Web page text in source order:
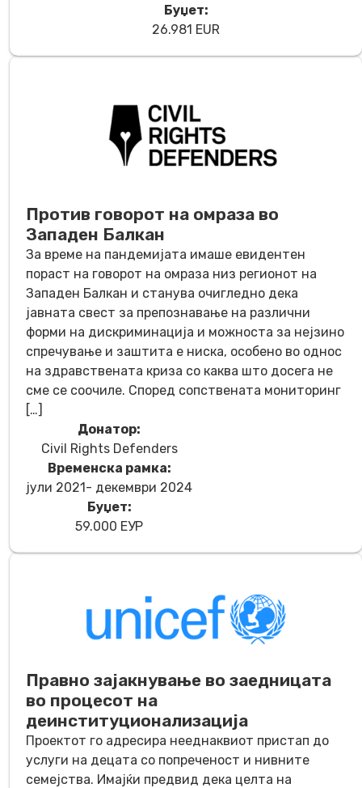
Буџет:
26.981 EUR
Против говорот на омраза во
Западен Балкан
За време на пандемијата имаше евидентен
пораст на говорот на омраза низ регионот на
Западен Балкан и станува очигледно дека
јавната свест за препознавање на различни
форми на дискриминација и можноста за нејзино
спречување и заштита е ниска, особено во однос
на здравствената криза со каква што досега не
сме се соочиле. Според сопствената мониторинг
[…]
Донатор:
Civil Rights Defenders
Временска рамка:
јули 2021- декември 2024
Буџет:
59.000 ЕУР
Правно зајакнување во заедницата
во процесот на
деинституционализација
Проектот го адресира нееднаквиот пристап до
услуги на децата со попреченост и нивните
семејства. Имајќи предвид дека целта на